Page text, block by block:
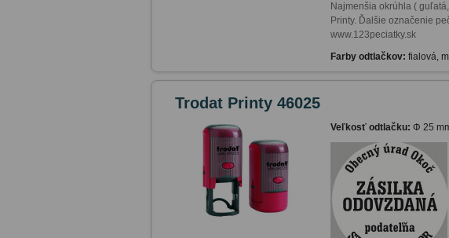
Najmenšia okrúhla (
Printy. Ďalšie označenie
www.123peciatky.sk
Farby odtlačkov: fialová,
Trodat Printy 46025
Veľkosť odtlačku: Φ 25